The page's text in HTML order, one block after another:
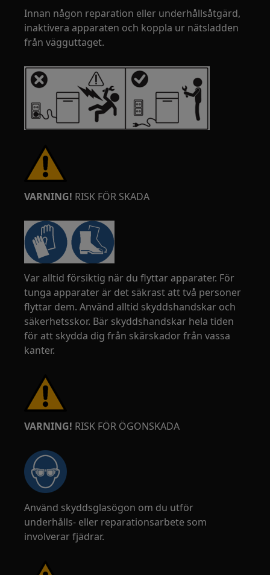
Innan någon reparation eller underhållsåtgärd,
inaktivera apparaten och koppla ur nätsladden
från vägguttaget.
VARNING! RISK FÖR SKADA
Var alltid försiktig när du flyttar apparater. För
tunga apparater är det säkrast att två personer
flyttar dem. Använd alltid skyddshandskar och
säkerhetsskor. Bär skyddshandskar hela tiden
för att skydda dig från skärskador från vassa
kanter.
VARNING! RISK FÖR ÖGONSKADA
Använd skyddsglasögon om du utför
underhålls- eller reparationsarbete som
involverar fjädrar.